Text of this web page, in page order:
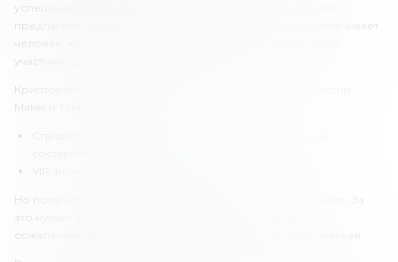
успешных сделок. Как правило, криптовалютные биржи
предлагают стандартную структуру комиссий Maker (уплачивает
человек, который создает предложение) и Taker (второй
участник сделки).
Криптовалютная биржа «Куна» также предлагает комиссии
Maker и Taker. Есть два типа аккаунтов:
Но получить VIP-аккаунт можно только на платной основе. За
это нужно заплатить 400 USD (12 000 UAH) в месяц. К
сожалению, другими способами получить этот статус нельзя.